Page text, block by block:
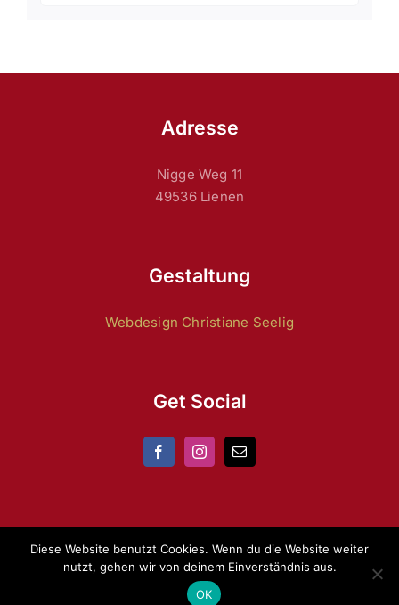
Adresse
Nigge Weg 11
49536 Lienen
Gestaltung
Webdesign Christiane Seelig
Get Social
ZRFV Lienen |
Diese Website benutzt Cookies. Wenn du die Website weiter
nutzt, gehen wir von deinem Einverständnis aus.
OK